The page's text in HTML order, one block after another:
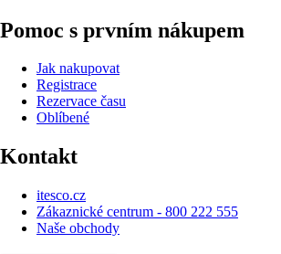
Pomoc s prvním nákupem
Jak nakupovat
Registrace
Rezervace času
Oblíbené
Kontakt
itesco.cz
Zákaznické centrum - 800 222 555
Naše obchody